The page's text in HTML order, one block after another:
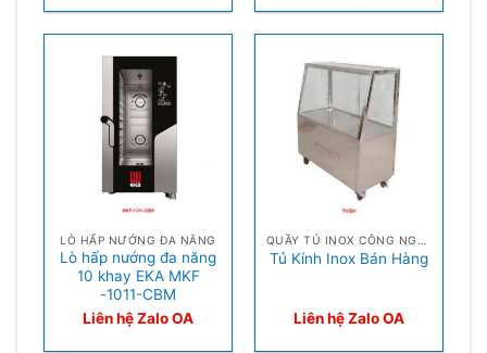
LÒ HẤP NƯỚNG ĐA NĂNG
Lò hấp nướng đa năng
10 khay EKA MKF
-1011-CBM
Liên hệ Zalo OA
Tủ Kính Inox Bán Hàng
Liên hệ Zalo OA